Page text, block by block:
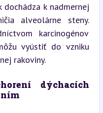
k nadmernej
alveolárne steny.
karcinogénov
vyústiť do vzniku
rakoviny.
dýchacích